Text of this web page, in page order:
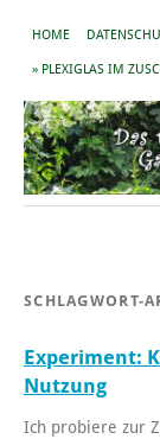
HOME
» PLEXIGLAS IM
SCHLAGWORT-
Experiment:
Nutzung
Ich probiere zur